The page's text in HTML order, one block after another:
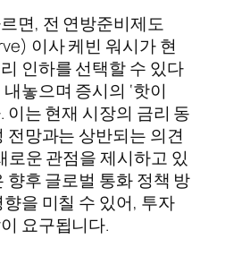
면, 전 연방준비제도
이사 케빈 워시가 현
인하를 선택할 수 있다
놓으며 증시의 ‘핫이
이는 현재 시장의 금리 동
전망과는 상반되는 의견
로운 관점을 제시하고 있
향후 글로벌 통화 정책 방
을 미칠 수 있어, 투자
요구됩니다.